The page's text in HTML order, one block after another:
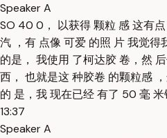
Speaker A
SO 40 0， 以获得 颗粒 感 这有
汽 ，有 点像 可爱 的照 片 我觉得
的是， 我使用 了柯达胶 卷，然
西， 也就是这 种胶卷 的颗粒感
的 是，我 现在已经 有了 50 毫
13:37
Speaker A